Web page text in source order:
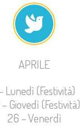
APRILE
Lunedì (Festività)
Giovedì (Festività)
26 – Venerdì